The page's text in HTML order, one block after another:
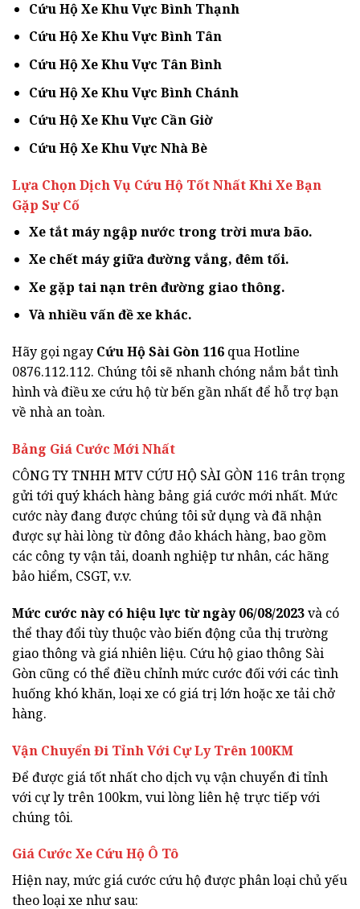
Cứu Hộ Xe Khu Vực Bình Thạnh
Cứu Hộ Xe Khu Vực Bình Tân
Cứu Hộ Xe Khu Vực Tân Bình
Cứu Hộ Xe Khu Vực Bình Chánh
Cứu Hộ Xe Khu Vực Cần Giờ
Cứu Hộ Xe Khu Vực Nhà Bè
Lựa Chọn Dịch Vụ Cứu Hộ Tốt Nhất Khi Xe Bạn
Gặp Sự Cố
Xe tắt máy ngập nước trong trời mưa bão.
Xe chết máy giữa đường vắng, đêm tối.
Xe gặp tai nạn trên đường giao thông.
Và nhiều vấn đề xe khác.
Hãy gọi ngay Cứu Hộ Sài Gòn 116 qua Hotline
0876.112.112. Chúng tôi sẽ nhanh chóng nắm bắt tình
hình và điều xe cứu hộ từ bến gần nhất để hỗ trợ bạn
về nhà an toàn.
Bảng Giá Cước Mới Nhất
CÔNG TY TNHH MTV CỨU HỘ SÀI GÒN 116 trân trọng
gửi tới quý khách hàng bảng giá cước mới nhất. Mức
cước này đang được chúng tôi sử dụng và đã nhận
được sự hài lòng từ đông đảo khách hàng, bao gồm
các công ty vận tải, doanh nghiệp tư nhân, các hãng
bảo hiểm, CSGT, v.v.
Mức cước này có hiệu lực từ ngày 06/08/2023và có
thể thay đổi tùy thuộc vào biến động của thị trường
giao thông và giá nhiên liệu. Cứu hộ giao thông Sài
Gòn cũng có thể điều chỉnh mức cước đối với các tình
huống khó khăn, loại xe có giá trị lớn hoặc xe tải chở
hàng.
Vận Chuyển Đi Tỉnh Với Cự Ly Trên 100KM
Để được giá tốt nhất cho dịch vụ vận chuyển đi tỉnh
với cự ly trên 100km, vui lòng liên hệ trực tiếp với
chúng tôi.
Giá Cước Xe Cứu Hộ Ô Tô
Hiện nay, mức giá cước cứu hộ được phân loại chủ yếu
theo loại xe như sau: